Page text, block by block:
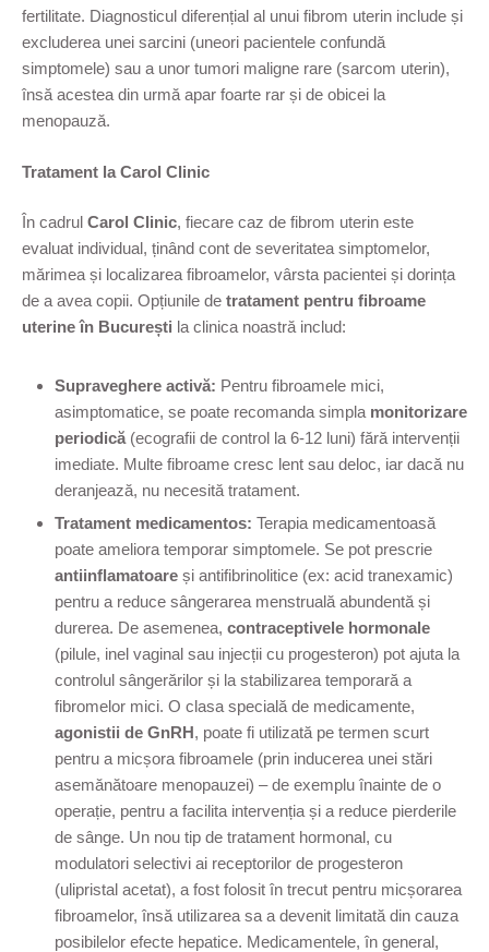
fertilitate. Diagnosticul diferențial al unui fibrom uterin include și
excluderea unei sarcini (uneori pacientele confundă
simptomele) sau a unor tumori maligne rare (sarcom uterin),
însă acestea din urmă apar foarte rar și de obicei la
menopauză.
Tratament la Carol Clinic
În cadrul Carol Clinic, fiecare caz de fibrom uterin este
evaluat individual, ținând cont de severitatea simptomelor,
mărimea și localizarea fibroamelor, vârsta pacientei și dorința
de a avea copii. Opțiunile de tratament pentru fibroame
uterine în București la clinica noastră includ:
Supraveghere activă: Pentru fibroamele mici,
asimptomatice, se poate recomanda simpla monitorizare
periodică (ecografii de control la 6-12 luni) fără intervenții
imediate. Multe fibroame cresc lent sau deloc, iar dacă nu
deranjează, nu necesită tratament.
Tratament medicamentos: Terapia medicamentoasă
poate ameliora temporar simptomele. Se pot prescrie
antiinflamatoare și antifibrinolitice (ex: acid tranexamic)
pentru a reduce sângerarea menstruală abundentă și
durerea. De asemenea, contraceptivele hormonale
(pilule, inel vaginal sau injecții cu progesteron) pot ajuta la
controlul sângerărilor și la stabilizarea temporară a
fibromelor mici. O clasa specială de medicamente,
agonistii de GnRH, poate fi utilizată pe termen scurt
pentru a micșora fibroamele (prin inducerea unei stări
asemănătoare menopauzei) – de exemplu înainte de o
operație, pentru a facilita intervenția și a reduce pierderile
de sânge. Un nou tip de tratament hormonal, cu
modulatori selectivi ai receptorilor de progesteron
(ulipristal acetat), a fost folosit în trecut pentru micșorarea
fibroamelor, însă utilizarea sa a devenit limitată din cauza
posibilelor efecte hepatice. Medicamentele, în general,